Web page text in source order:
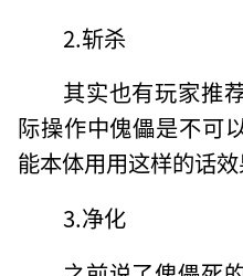
2.斩杀
其实也有玩家推
际操作中傀儡是不可
能本体用用这样的话效
3.净化